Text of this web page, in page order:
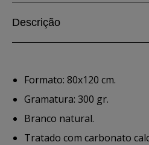
Descrição
Formato: 80x120 cm.
Gramatura: 300 gr.
Branco natural.
Tratado com carbonato